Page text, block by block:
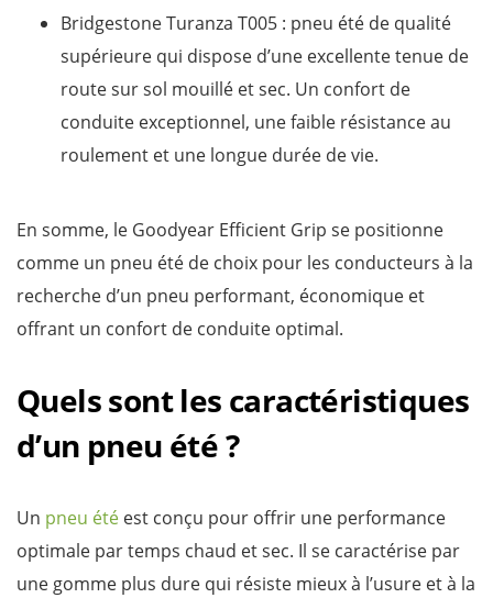
Bridgestone Turanza T005 : pneu été de qualité
supérieure qui dispose d’une excellente tenue de
route sur sol mouillé et sec. Un confort de
conduite exceptionnel, une faible résistance au
roulement et une longue durée de vie.
En somme, le Goodyear Efficient Grip se positionne
comme un pneu été de choix pour les conducteurs à la
recherche d’un pneu performant, économique et
offrant un confort de conduite optimal.
Quels sont les caractéristiques
d’un pneu été ?
Un pneu été est conçu pour offrir une performance
optimale par temps chaud et sec. Il se caractérise par
une gomme plus dure qui résiste mieux à l’usure et à la